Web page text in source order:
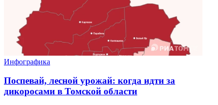
Инфографика
Поспевай, лесной урожай: когда идти за
дикоросами в Томской области